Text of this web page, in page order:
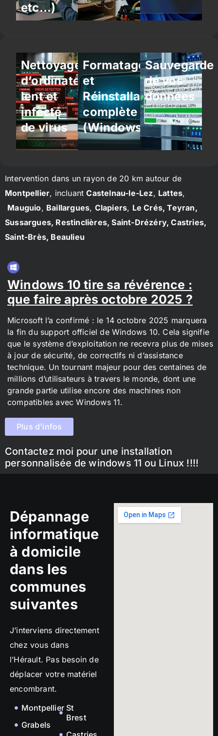
etc…)
Nettoyage
d’ordinateur
lent et
infecté
de virus
Formatage
et
Réinstallation
complète
(Windows/Linux)
Sauvegarde
de vos
données
Intervention dans un rayon de 20 km autour de
Montpellier, incluantCastelnau-le-Lez, Lattes,
Mauguio, Baillargues, Clapiers, Le Crés, Teyran,
Sussargues, Restinclières, Saint-Drézéry, Castries,
Saint-Brès, Beaulieu
Windows 10 tire sa révérence :
que faire après octobre 2025 ?
Microsoft l’a confirmé : le 14 octobre 2025 marquera
la fin du support officiel de Windows 10. Cela signifie
que le système d’exploitation ne recevra plus de mises
à jour de sécurité, de correctifs ni d’assistance
technique. Un tournant majeur pour des centaines de
millions d’utilisateurs à travers le monde, dont une
grande partie utilise encore des machines non
compatibles avec Windows 11.
Plus d'infos
Contactez moi pour une installation
personnalisée de windows 11 ou Linux !!!!
Dépannage
informatique
à domicile
dans les
communes
suivantes
J’interviens directement
chez vous dans
l’Hérault. Pas besoin de
déplacer votre matériel
encombrant.
Montpellier
Grabels
St
Brest